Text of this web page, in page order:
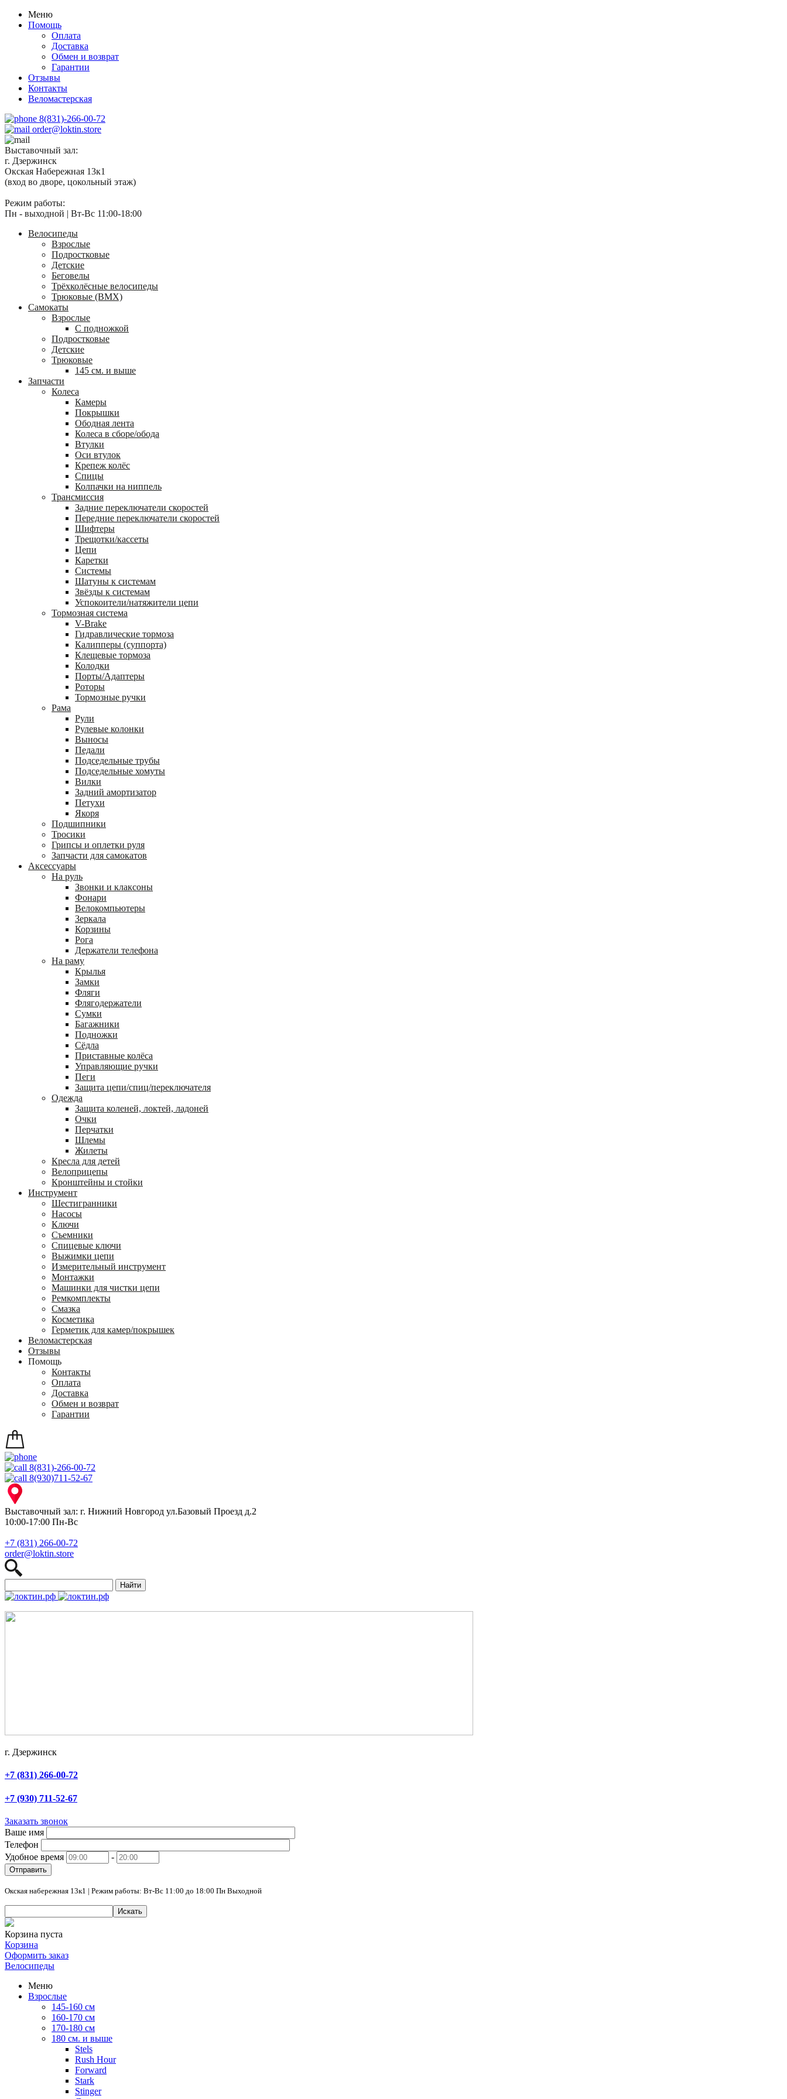
Меню
Помощь
Оплата
Доставка
Обмен и возврат
Гарантии
Отзывы
Контакты
Веломастерская
8(831)-266-00-72
order@loktin.store
Выставочный зал:
г. Дзержинск
Окская Набережная 13к1
(вход во дворе, цокольный этаж)
Режим работы:
Пн - выходной | Вт-Вс 11:00-18:00
Велосипеды
Взрослые
Подростковые
Детские
Беговелы
Трёхколёсные велосипеды
Трюковые (BMX)
Самокаты
Взрослые
С подножкой
Подростковые
Детские
Трюковые
145 см. и выше
Запчасти
Колеса
Камеры
Покрышки
Ободная лента
Колеса в сборе/обода
Втулки
Оси втулок
Крепеж колёс
Спицы
Колпачки на ниппель
Трансмиссия
Задние переключатели скоростей
Передние переключатели скоростей
Шифтеры
Трещотки/кассеты
Цепи
Каретки
Системы
Шатуны к системам
Звёзды к системам
Успокоители/натяжители цепи
Тормозная система
V-Brake
Гидравлические тормоза
Калипперы (суппорта)
Клещевые тормоза
Колодки
Порты/Адаптеры
Роторы
Тормозные ручки
Рама
Рули
Рулевые колонки
Выносы
Педали
Подседельные трубы
Подседельные хомуты
Вилки
Задний амортизатор
Петухи
Якоря
Подшипники
Тросики
Грипсы и оплетки руля
Запчасти для самокатов
Аксессуары
На руль
Звонки и клаксоны
Фонари
Велокомпьютеры
Зеркала
Корзины
Рога
Держатели телефона
На раму
Крылья
Замки
Фляги
Флягодержатели
Сумки
Багажники
Подножки
Сёдла
Приставные колёса
Управляющие ручки
Пеги
Защита цепи/спиц/переключателя
Одежда
Защита коленей, локтей, ладоней
Очки
Перчатки
Шлемы
Жилеты
Кресла для детей
Велоприцепы
Кронштейны и стойки
Инструмент
Шестигранники
Насосы
Ключи
Съемники
Спицевые ключи
Выжимки цепи
Измерительный инструмент
Монтажки
Машинки для чистки цепи
Ремкомплекты
Смазка
Косметика
Герметик для камер/покрышек
Веломастерская
Отзывы
Помощь
Контакты
Оплата
Доставка
Обмен и возврат
Гарантии
8(831)-266-00-72
8(930)711-52-67
Выставочный зал: г. Нижний Новгород ул.Базовый Проезд д.2
10:00-17:00 Пн-Вс
+7 (831) 266-00-72
order@loktin.store
Найти
г. Дзержинск
+7 (831) 266-00-72
+7 (930) 711-52-67
Заказать звонок
Ваше имя
Телефон
Удобное время
-
Отправить
Окская набережная 13к1 | Режим работы: Вт-Вс 11:00 до 18:00 Пн Выходной
Искать
Корзина пуста
Корзина
Оформить заказ
Велосипеды
Меню
Взрослые
145-160 см
160-170 см
170-180 см
180 см. и выше
Stels
Rush Hour
Forward
Stark
Stinger